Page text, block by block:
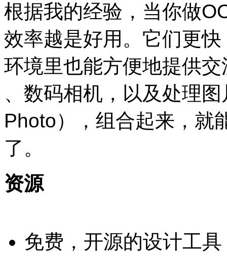
根据我的经验，当你做
效率越是好用。它们更
环境里也能方便地提供
、数码相机，以及处理
Photo），组合起来，就
了。
资源
免费，开源的设计工具